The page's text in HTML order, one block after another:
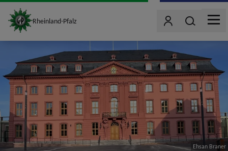
site_logo
Rheinland-Pfalz BenutzerWonach
MENU
Ehsan Braner